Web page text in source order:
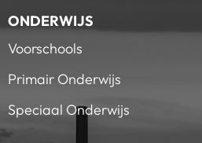
ONDERWIJS
Voorschools
Primair Onderwijs
Speciaal Onderwijs